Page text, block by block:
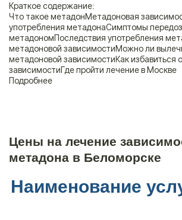
Краткое содержание:
Что такое метадонМетадоновая
употребления метадонаСимптомы
метадономПоследствия употребления
метадоновой зависимостиМожно ли
метадоновой зависимостиКак избавиться
зависимостиГде пройти лечение в Москве
Подробнее
Цены на лечение
метадона в Беломорске
Наименование